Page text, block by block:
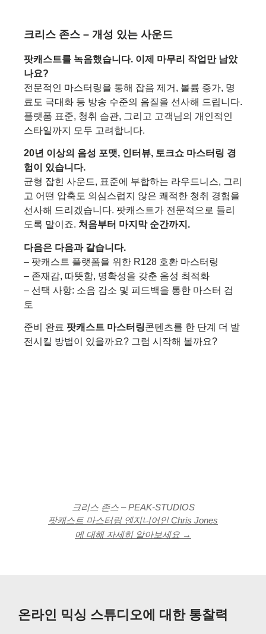
크리스 존스 – 개성 있는 사운드
팟캐스트를 녹음했습니다. 이제 마무리 작업만 남았
나요?
전문적인 마스터링을 통해 잡음 제거, 볼륨 증가, 명
료도 극대화 등 방송 수준의 음질을 선사해 드립니다.
플랫폼 표준, 청취 습관, 그리고 고객님의 개인적인
스타일까지 모두 고려합니다.
20년 이상의 음성 포맷, 인터뷰, 토크쇼 마스터링 경
험이 있습니다.
균형 잡힌 사운드, 표준에 부합하는 라우드니스, 그리
고 어떤 압축도 의심스럽지 않은 쾌적한 청취 경험을
선사해 드리겠습니다. 팟캐스트가 전문적으로 들리
도록 말이죠. 처음부터 마지막 ​​순간까지.
다음은 다음과 같습니다.
– 팟캐스트 플랫폼을 위한 R128 호환 마스터링
– 존재감, 따뜻함, 명확성을 갖춘 음성 최적화
– 선택 사항: 소음 감소 및 피드백을 통한 마스터 검
토
준비 완료 팟캐스트 마스터링콘텐츠를 한 단계 더 발
전시킬 방법이 있을까요? 그럼 시작해 볼까요?
크리스 존스 – PEAK-STUDIOS
팟캐스트 마스터링 엔지니어인 Chris Jones
에 대해 자세히 알아보세요 →
온라인 믹싱 스튜디오에 대한 통찰력